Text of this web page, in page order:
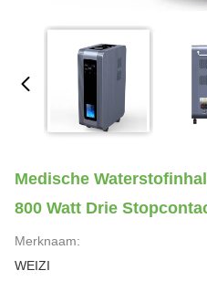
Medische
800 Watt Drie
Merknaam:
WEIZI